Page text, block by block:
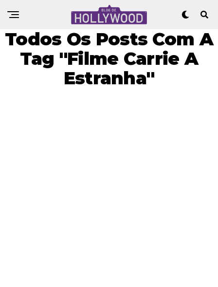
Todos Os Posts Com A
Tag "Filme Carrie A
Estranha"